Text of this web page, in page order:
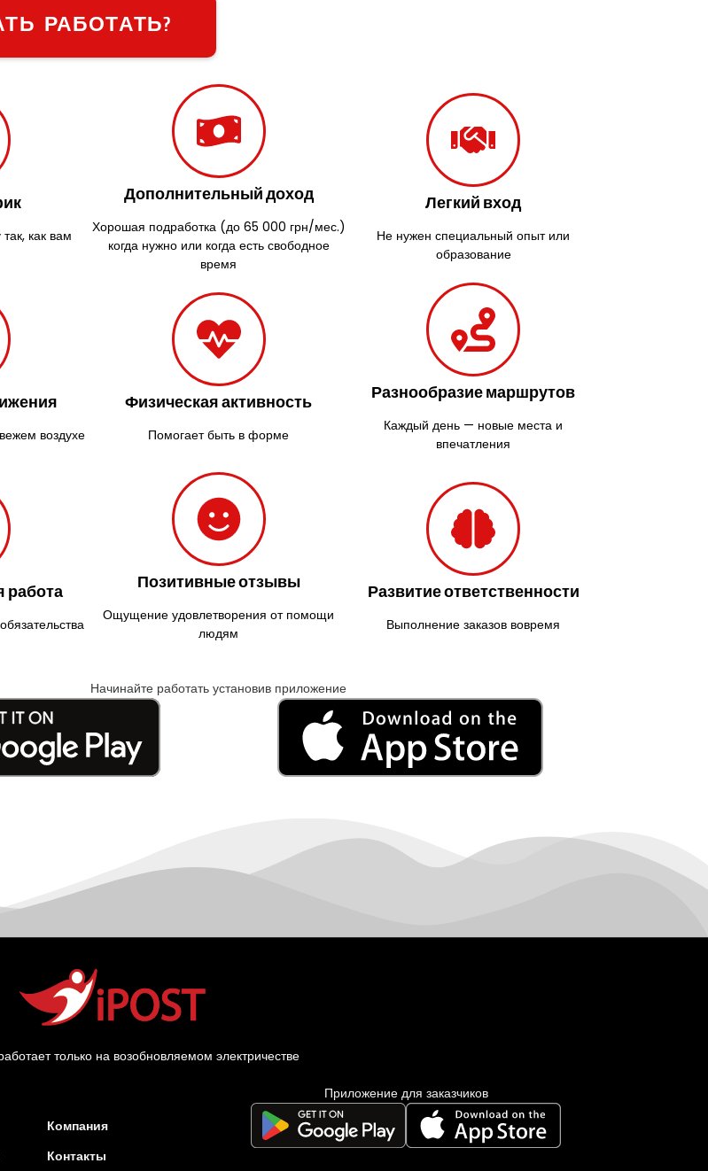
РАБОТАТЬ?
как вам
Дополнительный доход
Хорошая подработка (до 65 000 грн/мес.)
когда нужно или когда есть свободное
время
Легкий вход
Не нужен специальный опыт или
образование
воздухе
Физическая активность
Помогает быть в форме
Разнообразие маршрутов
Каждый день — новые места и
впечатления
работа Позитивные отзывы
Ощущение удовлетворения от помощи
людям
Развитие ответственности
Выполнение заказов вовремя
Начинайте работать установив приложение
только на возобновляемом электричестве
Компания
Контакты
Приложение для заказчиков